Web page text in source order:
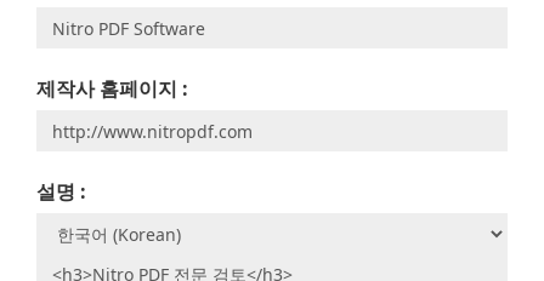
제작사 홈페이지 :
설명 :